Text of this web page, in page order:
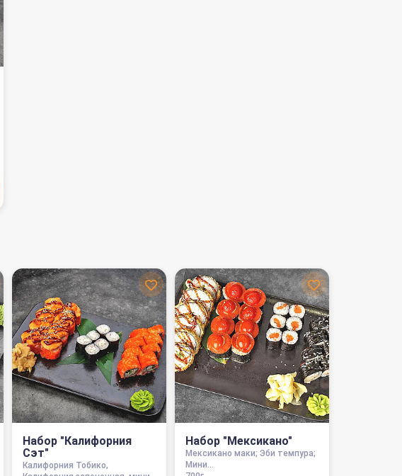
Набор "Калифорния
Сэт"
Калифорния Тобико,
Набор "Мексикано"
Мексикано маки; Эби темпура;
Мини...